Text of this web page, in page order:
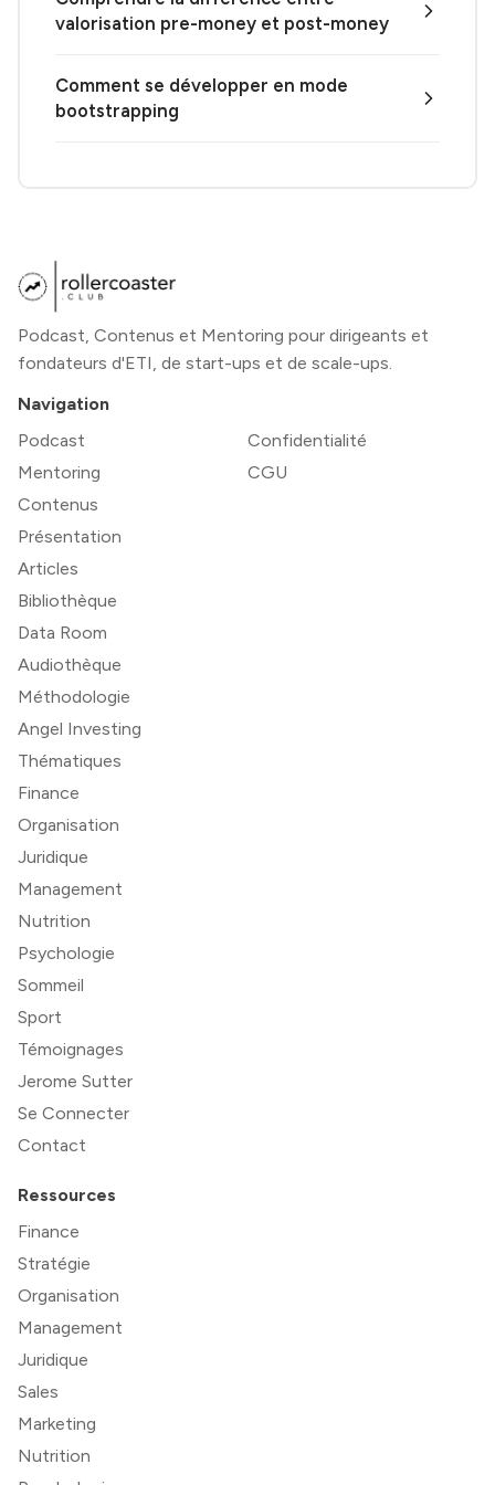
valorisation pre-money et post-money
Comment se développer en mode
bootstrapping
Podcast, Contenus et Mentoring pour dirigeants et
fondateurs d'ETI, de start-ups et de scale-ups.
Navigation
Podcast
Mentoring
Contenus
Présentation
Articles
Bibliothèque
Data Room
Audiothèque
Méthodologie
Angel Investing
Thématiques
Finance
Organisation
Juridique
Management
Nutrition
Psychologie
Sommeil
Sport
Témoignages
Jerome Sutter
Se Connecter
Contact
Confidentialité
CGU
Ressources
Finance
Stratégie
Organisation
Management
Juridique
Sales
Marketing
Nutrition